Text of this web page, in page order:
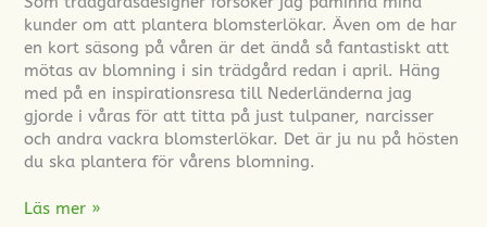
kunder om att plantera blomsterlökar. Även om de har
en kort säsong på våren är det ändå så fantastiskt att
mötas av blomning i sin trädgård redan i april. Häng
med på en inspirationsresa till Nederländerna jag
gjorde i våras för att titta på just tulpaner, narcisser
och andra vackra blomsterlökar. Det är ju nu på hösten
du ska plantera för vårens blomning.
Läs mer »